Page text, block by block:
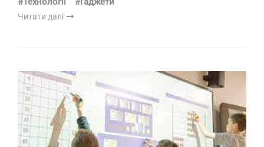
Читати далі